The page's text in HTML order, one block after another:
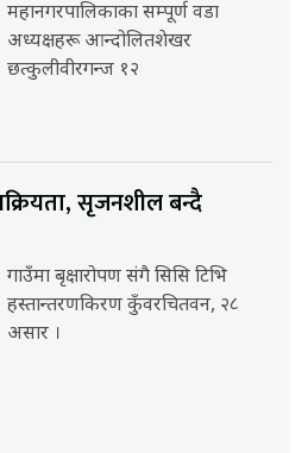
महानगरपालिकाका सम्पूर्ण वडा
अध्यक्षहरू आन्दोलितशेखर
छत्कुलीवीरगन्ज १२
सृजनशील बन्दै
गाउँमा बृक्षारोपण संगै सिसि टिभि
हस्तान्तरणकिरण कुँवरचितवन, २८
असार ।